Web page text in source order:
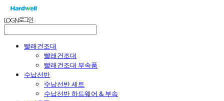
LOG IN로그인
빨래건조대
빨래건조대
빨래건조대 부속품
수납선반
수납선반 세트
수납선반 하드웨어 & 부속